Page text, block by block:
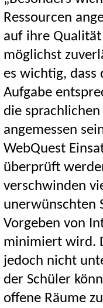
Ressourcen
auf ihre
möglichst
es wichtig,
Aufgabe
die
angemessen
WebQuest
überprüft
verschwinden
unerwünschten
Vorgeben von
minimiert wird.
jedoch nicht
der Schüler
offene Räume